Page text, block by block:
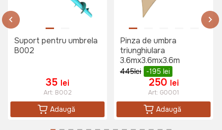
699 lei
Suport pentru umbrela
B002
35 lei
Art: B002
Adaugă
Pinza de umbra
triunghiulara
3.6mx3.6mx3.6m
445lei -195 lei
250 lei
Art: G0001
Adaugă